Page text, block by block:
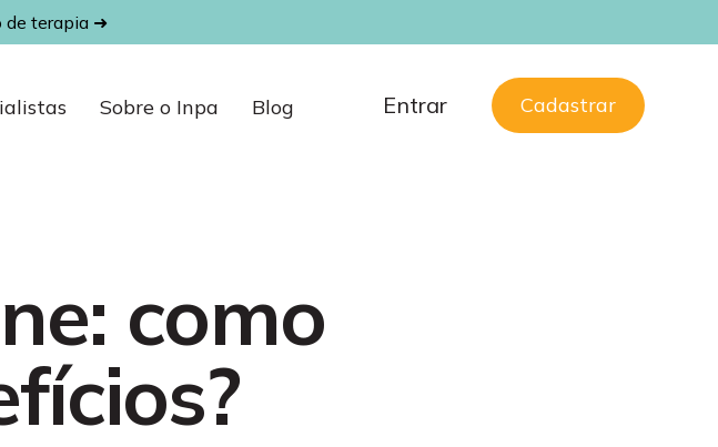
de terapia ➜
Sobre o Inpa Blog Entrar Cadastrar
como